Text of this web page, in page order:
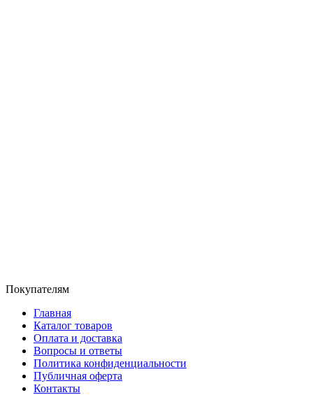
Покупателям
Главная
Каталог товаров
Оплата и доставка
Вопросы и ответы
Политика конфиденциальности
Публичная оферта
Контакты